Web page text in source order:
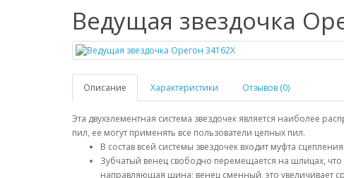
Ведущая звездочка
Описание Характеристики Отзывов (0)
Эта двухэлементная система звездочек является наиболее
пил, ее могут применять все пользователи цепных пил.
В состав всей системы звездочек входит муфта
Зубчатый венец свободно перемещается на шлицах,
направляющая шина; венец сменный, это увеличивает